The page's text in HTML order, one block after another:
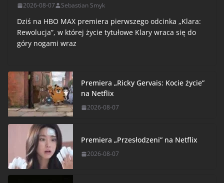
2026-08-07 Sebastian Smyk
Dziś na HBO MAX premiera pierwszego odcinka „Klara:
Rewolucja”, w której życie tytułowe Klary wraca się do
góry nogami wraz
Premiera „Ricky Gervais: Kocie życie”
na Netflix
2026-08-07
Premiera „Przesłodzeni” na Netflix
2026-08-07